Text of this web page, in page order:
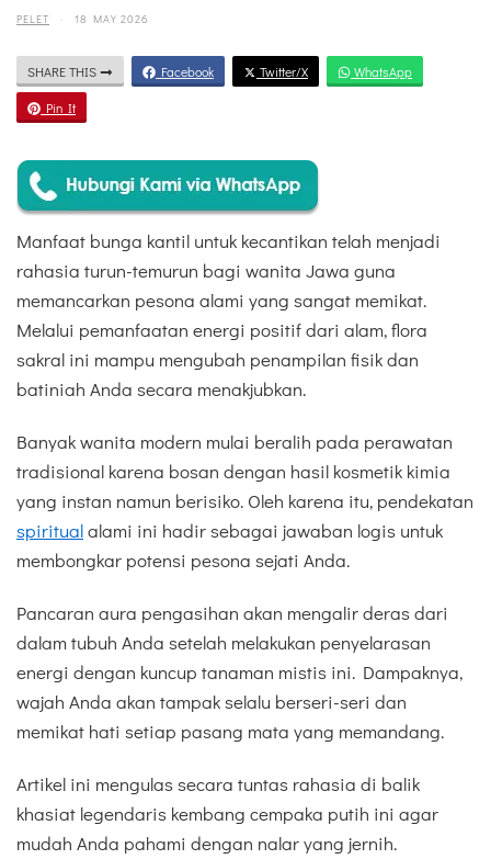
PELET · 18 MAY 2026
SHARE THIS Facebook Twitter/X WhatsApp
Pin It
Manfaat bunga kantil untuk kecantikan telah menjadi
rahasia turun-temurun bagi wanita Jawa guna
memancarkan pesona alami yang sangat memikat.
Melalui pemanfaatan energi positif dari alam, flora
sakral ini mampu mengubah penampilan fisik dan
batiniah Anda secara menakjubkan.
Banyak wanita modern mulai beralih pada perawatan
tradisional karena bosan dengan hasil kosmetik kimia
yang instan namun berisiko. Oleh karena itu, pendekatan
spiritualalami ini hadir sebagai jawaban logis untuk
membongkar potensi pesona sejati Anda.
Pancaran aura pengasihan akan mengalir deras dari
dalam tubuh Anda setelah melakukan penyelarasan
energi dengan kuncup tanaman mistis ini. Dampaknya,
wajah Anda akan tampak selalu berseri-seri dan
memikat hati setiap pasang mata yang memandang.
Artikel ini mengulas secara tuntas rahasia di balik
khasiat legendaris kembang cempaka putih ini agar
mudah Anda pahami dengan nalar yang jernih.